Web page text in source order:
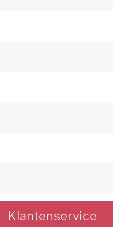
Klantenservice